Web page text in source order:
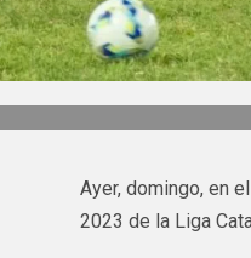
Ayer, domingo, en
2023 de la Liga